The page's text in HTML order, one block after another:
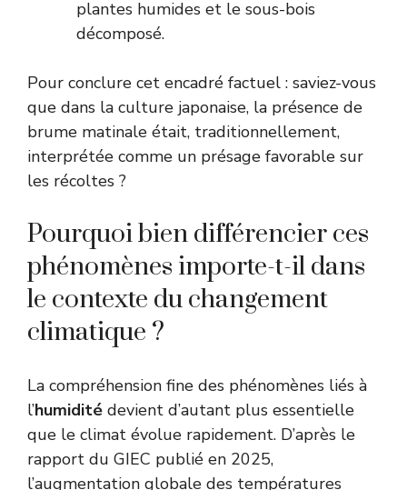
plantes humides et le sous-bois
décomposé.
Pour conclure cet encadré factuel : saviez-vous
que dans la culture japonaise, la présence de
brume matinale était, traditionnellement,
interprétée comme un présage favorable sur
les récoltes ?
Pourquoi bien différencier ces
phénomènes importe-t-il dans
le contexte du changement
climatique ?
La compréhension fine des phénomènes liés à
l’humidité devient d’autant plus essentielle
que le climat évolue rapidement. D’après le
rapport du GIEC publié en 2025,
l’augmentation globale des températures